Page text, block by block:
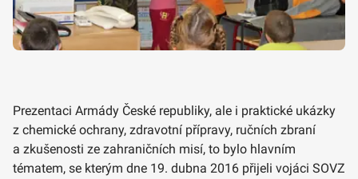
Prezentaci Armády České republiky, ale i praktické ukázky
z chemické ochrany, zdravotní přípravy, ručních zbraní
a zkušenosti ze zahraničních misí, to bylo hlavním
tématem, se kterým dne 19. dubna 2016 přijeli vojáci SOVZ